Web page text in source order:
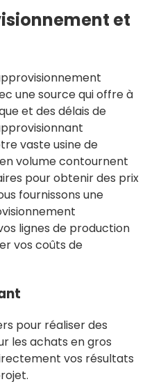
et
une source qui offre à
et des délais de
vaste usine de
volume contournent
pour obtenir des prix
fournissons une
lignes de production
vos coûts de
pour réaliser des
les achats en gros
vos résultats